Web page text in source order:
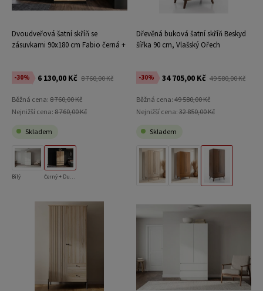
Dvoudveřová šatní skříň se
zásuvkami 90x180 cm Fabio černá +
-30% 6 130,00 Kč 8 760,00 Kč
Běžná cena: 8 760,00 Kč
Nejnižší cena: 8 760,00 Kč
Skladem
Bílý
Dřevěná buková šatní skříň Beskyd
šířka 90 cm, Vlašský Ořech
-30% 34 705,00 Kč 49 580,00 Kč
Běžná cena:49 580,00 Kč
Nejnižší cena:32 850,00 Kč
Skladem